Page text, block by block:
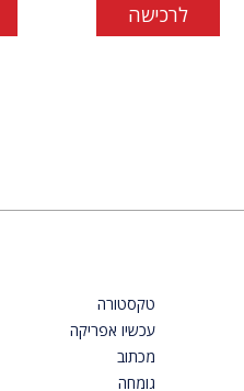
לרכישה
טקסטורה
עכשיו אפריקה
מכתוב
גומחה